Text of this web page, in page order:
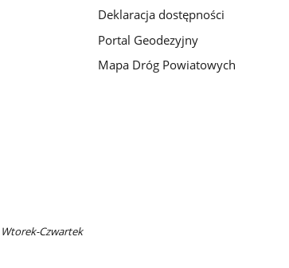
Wtorek-Czwartek
Deklaracja dostępności
Portal Geodezyjny
Mapa Dróg Powiatowych